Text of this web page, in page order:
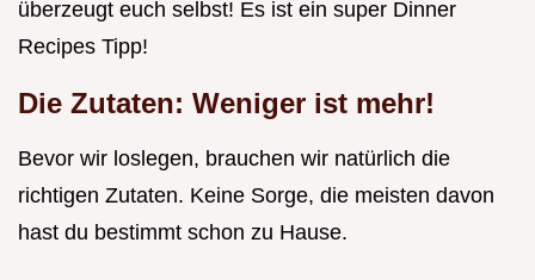
überzeugt euch selbst! Es ist ein super Dinner
Recipes Tipp!
Die Zutaten: Weniger ist mehr!
Bevor wir loslegen, brauchen wir natürlich die
richtigen Zutaten. Keine Sorge, die meisten davon
hast du bestimmt schon zu Hause.